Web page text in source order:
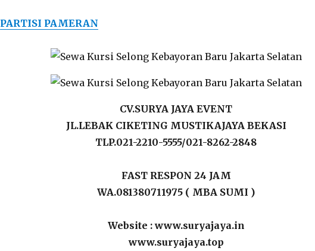
PARTISI PAMERAN
CV.SURYA JAYA EVENT
JL.LEBAK CIKETING MUSTIKAJAYA BEKASI
TLP.021-2210-5555/021-8262-2848
FAST RESPON 24 JAM
WA.081380711975 ( MBA SUMI )
Website : www.suryajaya.in
www.suryajaya.top